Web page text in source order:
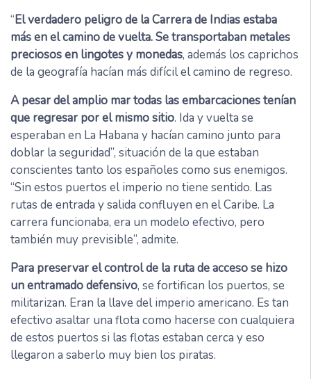
“El verdadero peligro de la Carrera de Indias estaba
más en el camino de vuelta. Se transportaban metales
preciosos en lingotes y monedas, además los caprichos
de la geografía hacían más difícil el camino de regreso.
A pesar del amplio mar todas las embarcaciones tenían
que regresar por el mismo sitio. Ida y vuelta se
esperaban en La Habana y hacían camino junto para
doblar la seguridad”, situación de la que estaban
conscientes tanto los españoles como sus enemigos.
“Sin estos puertos el imperio no tiene sentido. Las
rutas de entrada y salida confluyen en el Caribe. La
carrera funcionaba, era un modelo efectivo, pero
también muy previsible”, admite.
Para preservar el control de la ruta de acceso se hizo
un entramado defensivo, se fortifican los puertos, se
militarizan. Eran la llave del imperio americano. Es tan
efectivo asaltar una flota como hacerse con cualquiera
de estos puertos si las flotas estaban cerca y eso
llegaron a saberlo muy bien los piratas.